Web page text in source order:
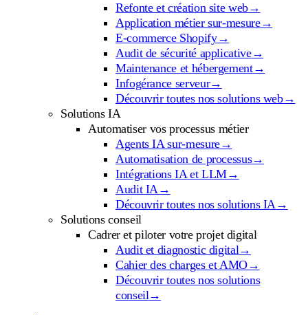
Refonte et création site web→
Application métier sur-mesure→
E-commerce Shopify→
Audit de sécurité applicative→
Maintenance et hébergement→
Infogérance serveur→
Découvrir toutes nos solutions web→
Solutions IA
Automatiser vos processus métier
Agents IA sur-mesure→
Automatisation de processus→
Intégrations IA et LLM→
Audit IA→
Découvrir toutes nos solutions IA→
Solutions conseil
Cadrer et piloter votre projet digital
Audit et diagnostic digital→
Cahier des charges et AMO→
Découvrir toutes nos solutions
conseil→